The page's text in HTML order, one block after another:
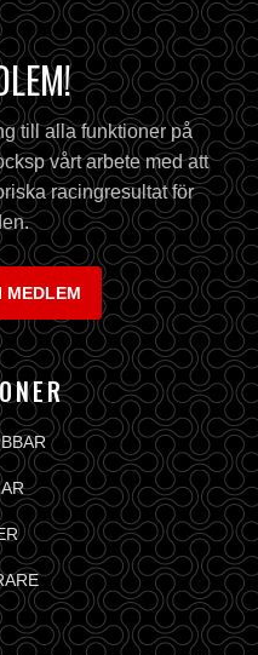
till alla funktioner på
vårt arbete med att
racingresultat för